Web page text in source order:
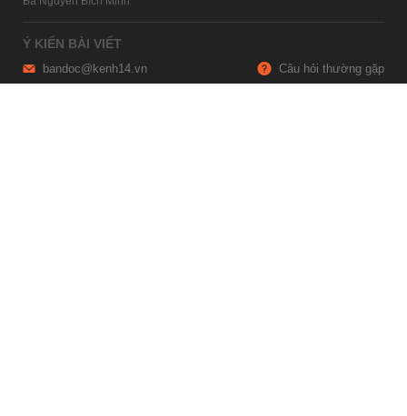
Ý KIẾN BÀI VIẾT
bandoc@kenh14.vn Câu hỏi thường gặp